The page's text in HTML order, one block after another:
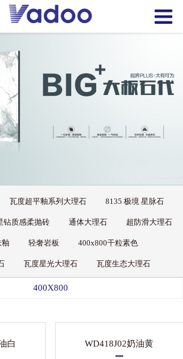
瓦度超平釉系列大理石 8135 极境 星脉石
钻质感柔抛砖 通体大理石 超防滑大理石
釉 轻奢岩板 400x800干粒素色
瓦度星光大理石 瓦度生态大理石
400X800
白 WD418J02奶油黄